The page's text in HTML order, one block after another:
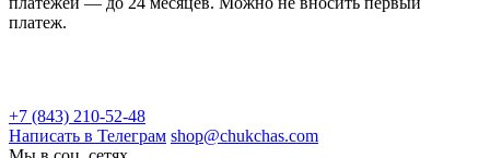
платеж.
+7 (843) 210-52-48
Написать в Телеграм shop@chukchas.com